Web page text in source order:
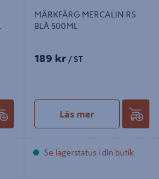
MÄRKFÄRG MERCALIN RS
BLÅ 500ML
189 kr / ST
Läs mer
Se lagerstatus i din butik